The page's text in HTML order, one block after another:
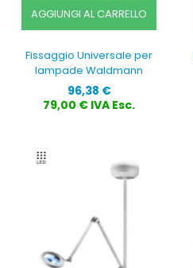
AGGIUNGI AL CARRELLO
Fissaggio Universale per
lampade Waldmann
Prezzo
96,38 €
79,00 € IVA Esc.